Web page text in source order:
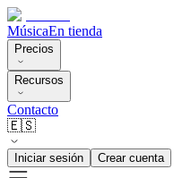
MúsicaEn tienda
Precios
Recursos
Contacto
🇪🇸
Iniciar sesión Crear cuenta